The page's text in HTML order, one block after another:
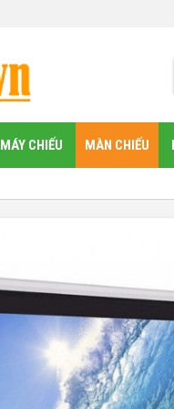
MÁY CHIẾU MÀN CHIẾU